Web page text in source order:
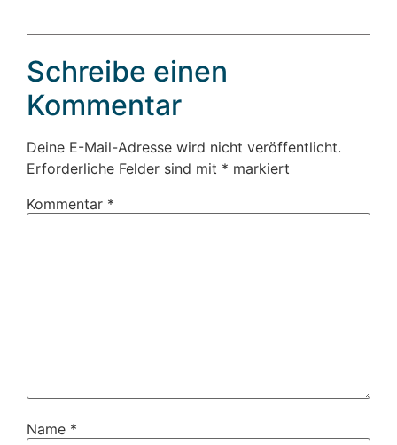
Schreibe einen
Kommentar
Deine E-Mail-Adresse wird nicht veröffentlicht.
Erforderliche Felder sind mit * markiert
Kommentar *
Name *